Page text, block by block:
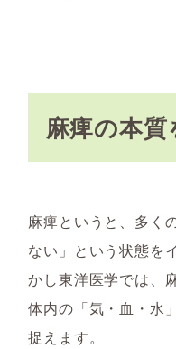
麻痺の本
麻痺というと、多く
ない」という状態を
かし東洋医学では、
体内の「気・血・水
捉えます。